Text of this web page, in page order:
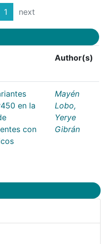
1 next
Author(s)
en la
con
Mayén
Lobo,
Yerye
Gibrán